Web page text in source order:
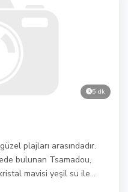
5 dk
plajları arasındadır.
bulunan Tsamadou,
mavisi yeşil su ile